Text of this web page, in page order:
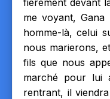
me voyant,
homme-là, celui
nous marierons,
fils que nous
marché pour lui
rentrant, il